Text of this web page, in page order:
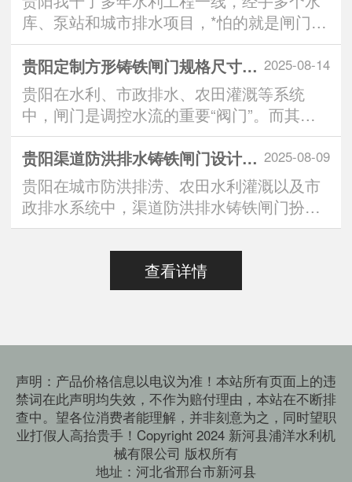
库、泵站和城市排水项目，*怕的就是闸门一
关，水从缝···
2025-08-14
贵阳定制方形铸铁闸门规格尺寸：匹配工程需求的智慧之选
贵阳在水利、市政排水、农田灌溉等系统
中，闸门是调控水流的重要“阀门”。而其
中，“定制方形铸铁闸···
2025-08-09
贵阳渠道防洪排水铸铁闸门设计标准：安全与效能的双重有助于维持
贵阳在城市防洪排涝、农田水利灌溉以及市
政排水系统中，渠道防洪排水铸铁闸门扮演
着“水路守门人”的···
查看详情
声明：产品价格信息以电议为准！本站所有页面上的违
禁词在此声明均失效，不作为赔付理由，本站在不断排
查中。望各位消费者能理解，并非刻意为之，同时望职
业打假人高抬贵手！Copyright 2024 新河县浦洋水利机
械有限公司 版权所有
地址：河北省邢台市新河县